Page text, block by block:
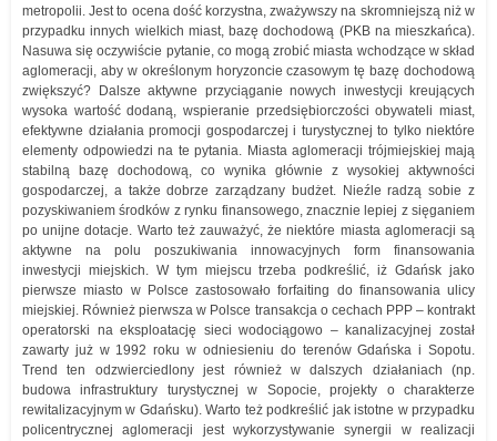
metropolii. Jest to ocena dość korzystna, zważywszy na skromniejszą niż w
przypadku innych wielkich miast, bazę dochodową (PKB na mieszkańca).
Nasuwa się oczywiście pytanie, co mogą zrobić miasta wchodzące w skład
aglomeracji, aby w określonym horyzoncie czasowym tę bazę dochodową
zwiększyć? Dalsze aktywne przyciąganie nowych inwestycji kreujących
wysoka wartość dodaną, wspieranie przedsiębiorczości obywateli miast,
efektywne działania promocji gospodarczej i turystycznej to tylko niektóre
elementy odpowiedzi na te pytania. Miasta aglomeracji trójmiejskiej mają
stabilną bazę dochodową, co wynika głównie z wysokiej aktywności
gospodarczej, a także dobrze zarządzany budżet. Nieźle radzą sobie z
pozyskiwaniem środków z rynku finansowego, znacznie lepiej z sięganiem
po unijne dotacje. Warto też zauważyć, że niektóre miasta aglomeracji są
aktywne na polu poszukiwania innowacyjnych form finansowania
inwestycji miejskich. W tym miejscu trzeba podkreślić, iż Gdańsk jako
pierwsze miasto w Polsce zastosowało forfaiting do finansowania ulicy
miejskiej. Również pierwsza w Polsce transakcja o cechach PPP – kontrakt
operatorski na eksploatację sieci wodociągowo – kanalizacyjnej został
zawarty już w 1992 roku w odniesieniu do terenów Gdańska i Sopotu.
Trend ten odzwierciedlony jest również w dalszych działaniach (np.
budowa infrastruktury turystycznej w Sopocie, projekty o charakterze
rewitalizacyjnym w Gdańsku). Warto też podkreślić jak istotne w przypadku
policentrycznej aglomeracji jest wykorzystywanie synergii w realizacji